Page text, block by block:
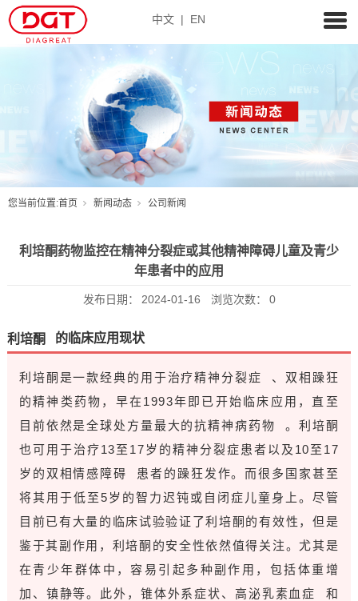
中文 | EN
您当前位置:首页 新闻动态 公司新闻
利培酮药物监控在精神分裂症或其他精神障碍儿童及青少
年患者中的应用
发布日期： 2024-01-16 浏览次数： 0
利培酮 的临床应用现状
利培酮是一款经典的用于治疗精神分裂症
、双相躁狂
的精神类药物，早在1993年即已开始临床应用，直至
目前依然是全球处方量最大的抗精神病药物
。利培酮
也可用于治疗13至17岁的精神分裂症患者以及10至17
岁的 双相情感障碍
患者的躁狂发作。而很多国家甚至
将其用于低至5岁的智力迟钝或自闭症儿童身上。尽管
目前已有大量的临床试验验证了利培酮的有效性，但是
鉴于其副作用，利培酮的安全性依然值得关注。尤其是
在青少年群体中，容易引起多种副作用，包括体重增
加、镇静等。此外，锥体外系症状、 高泌乳素血症
和